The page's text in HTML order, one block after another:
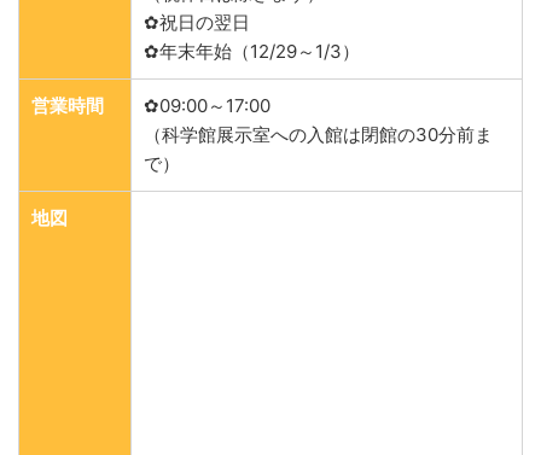
✿祝日の翌日
✿年末年始（12/29～1/3）
営業時間
✿09:00～17:00
（科学館展示室への入館は閉館の30分前ま
で）
地図